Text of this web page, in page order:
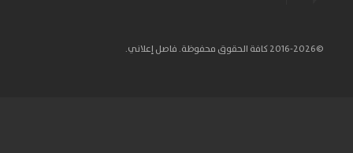
©2016-2026 كافة الحقوق محفوظة. فاصل إعلاني.